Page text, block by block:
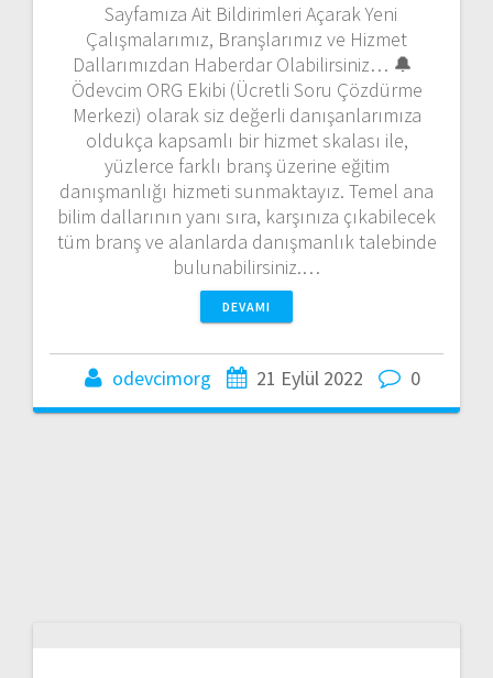
Sayfamıza Ait Bildirimleri Açarak Yeni
Çalışmalarımız, Branşlarımız ve Hizmet
Dallarımızdan Haberdar Olabilirsiniz… 🔔
Ödevcim ORG Ekibi (Ücretli Soru Çözdürme
Merkezi) olarak siz değerli danışanlarımıza
oldukça kapsamlı bir hizmet skalası ile,
yüzlerce farklı branş üzerine eğitim
danışmanlığı hizmeti sunmaktayız. Temel ana
bilim dallarının yanı sıra, karşınıza çıkabilecek
tüm branş ve alanlarda danışmanlık talebinde
bulunabilirsiniz.…
DEVAMI
odevcimorg 21 Eylül 2022 0